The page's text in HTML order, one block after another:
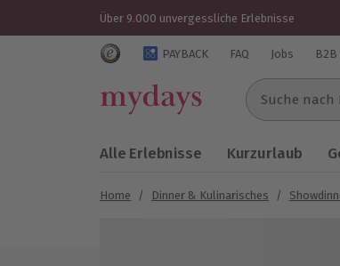
Über 9.000 unvergessliche Erlebnisse
Trustedshops Bewertungen für mydays.de
PAYBACK FAQ Jobs B2B
Suche nach
Alle Erlebnisse Kurzurlaub
Home / Dinner & Kulinarisches /